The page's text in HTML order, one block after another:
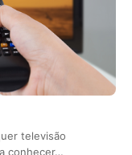
televisão
conhecer…